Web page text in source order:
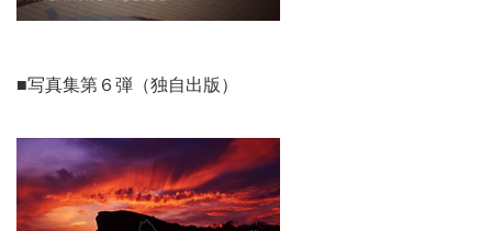
■写真集第６弾（独自出版）